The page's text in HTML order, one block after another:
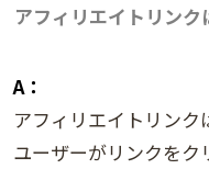
アフィリエイトリンク
A：
アフィリエイトリンク
ユーザーがリンクを